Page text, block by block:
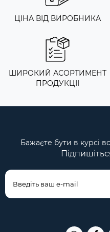
ЦІНА ВІД ВИРОБНИКА
ШИРОКИЙ АСОРТИМЕНТ
ПРОДУКЦІІ
Бажаєте бути в курсі